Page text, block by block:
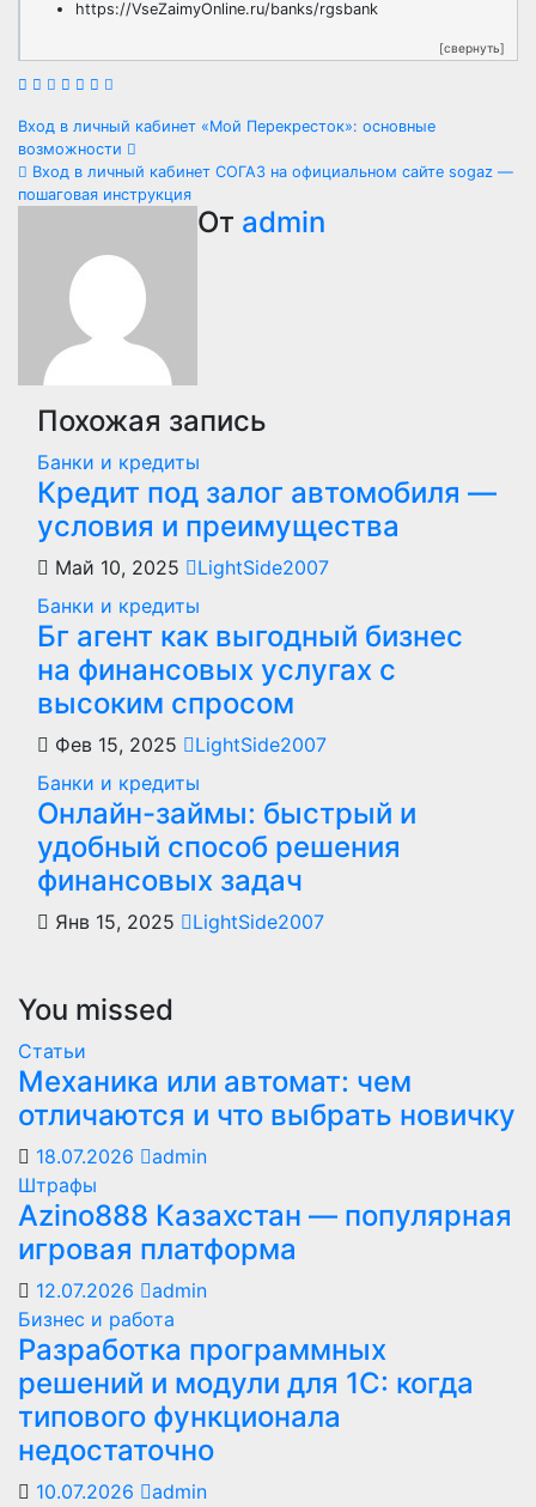
https://VseZaimyOnline.ru/banks/rgsbank
[свернуть]
Навигация
по
Вход в личный кабинет «Мой Перекресток»: основные
возможности
Вход в личный кабинет СОГАЗ на официальном сайте sogaz —
пошаговая инструкция
От admin
Похожая запись
Банки и кредиты
Кредит под залог автомобиля —
условия и преимущества
Май 10, 2025
LightSide2007
Банки и кредиты
Бг агент как выгодный бизнес
на финансовых услугах с
высоким спросом
Фев 15, 2025
LightSide2007
Банки и кредиты
Онлайн-займы: быстрый и
удобный способ решения
финансовых задач
Янв 15, 2025 LightSide2007
You missed
Статьи
Механика или автомат: чем
отличаются и что выбрать новичку
18.07.2026
admin
Штрафы
Azino888 Казахстан — популярная
игровая платформа
12.07.2026
admin
Бизнес и работа
Разработка программных
решений и модули для 1С: когда
типового функционала
недостаточно
10.07.2026
admin